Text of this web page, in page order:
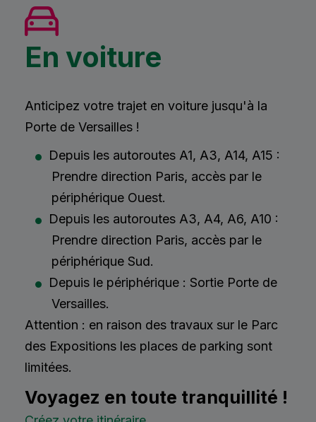
En voiture
Anticipez votre trajet en voiture jusqu'à la
Porte de Versailles !
Depuis les autoroutes A1, A3, A14, A15 :
Prendre direction Paris, accès par le
périphérique Ouest.
Depuis les autoroutes A3, A4, A6, A10 :
Prendre direction Paris, accès par le
périphérique Sud.
Depuis le périphérique : Sortie Porte de
Versailles.
Attention : en raison des travaux sur le Parc
des Expositions les places de parking sont
limitées.
Voyagez en toute tranquillité !